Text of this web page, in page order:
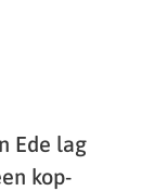
Ede lag
kop-